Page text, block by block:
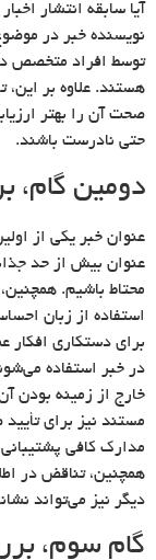
آیا سابقه انتشار
نویسنده خبر در
توسط افراد متخصص در
هستند. علاوه بر این،
صحت آن را بهتر
حتی نادرست باشند.
دومین گام،
عنوان خبر یکی از
عنوان بیش از حد
محتاط باشیم.
استفاده از زبان
برای دستکاری افکار
در خبر استفاده
خارج از زمینه بودن
مستند نیز برای
مدارک کافی پشتیبانی
همچنین، تناقض در
دیگر نیز می‌تواند
گام سوم،